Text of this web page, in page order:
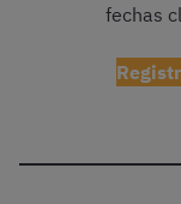
fechas